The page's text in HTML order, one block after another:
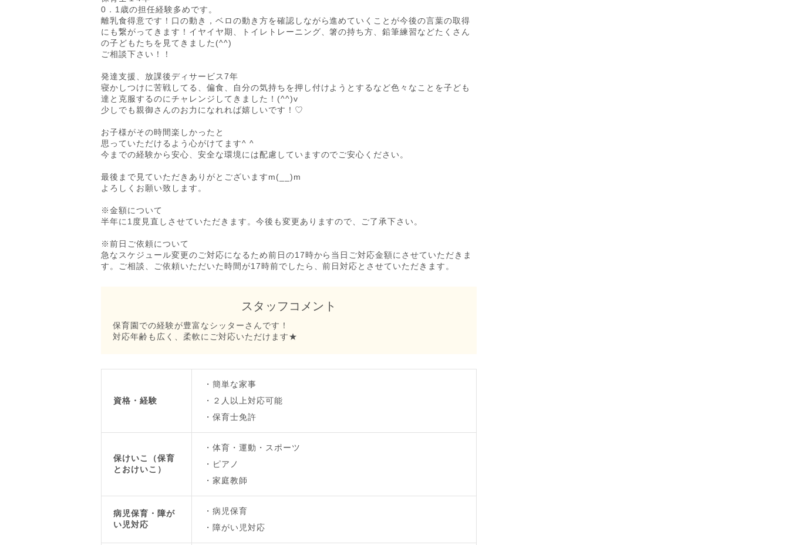
0．1歳の担任経験多めです。
離乳食得意です！口の動き，ベロの動き方を確認しながら進めていくことが今後の言葉の取得
にも繋がってきます！イヤイヤ期、トイレトレーニング、箸の持ち方、鉛筆練習などたくさん
の子どもたちを見てきました(^^)
ご相談下さい！！
発達支援、放課後ディサービス7年
寝かしつけに苦戦してる、偏食、自分の気持ちを押し付けようとするなど色々なことを子ども
達と克服するのにチャレンジしてきました！(^^)v
少しでも親御さんのお力になれれば嬉しいです！♡
お子様がその時間楽しかったと
思っていただけるよう心がけてます^ ^
今までの経験から安心、安全な環境には配慮していますのでご安心ください。
最後まで見ていただきありがとございますm(__)m
よろしくお願い致します。
※金額について
半年に1度見直しさせていただきます。今後も変更ありますので、ご了承下さい。
※前日ご依頼について
急なスケジュール変更のご対応になるため前日の17時から当日ご対応金額にさせていただきま
す。ご相談、ご依頼いただいた時間が17時前でしたら、前日対応とさせていただきます。
スタッフコメント
保育園での経験が豊富なシッターさんです！
対応年齢も広く、柔軟にご対応いただけます★
資格・経験
簡単な家事
２人以上対応可能
保育士免許
保けいこ（保育
とおけいこ）
体育・運動・スポーツ
ピアノ
家庭教師
病児保育・障が
い児対応
病児保育
障がい児対応